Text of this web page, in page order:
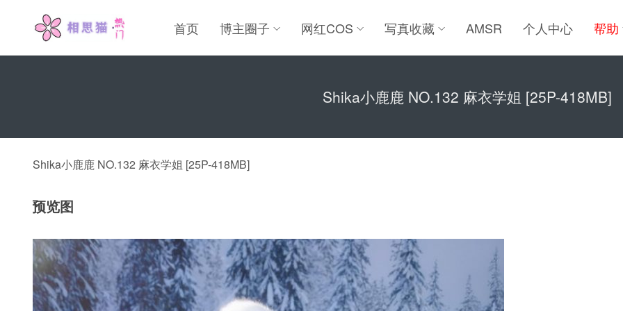
首页 博主圈子 网红COS 写真收藏 AMSR 个人中心 帮助
Shika小鹿鹿 NO.132 麻衣学姐 [25P-418MB]
Shika小鹿鹿 NO.132 麻衣学姐 [25P-418MB]
预览图